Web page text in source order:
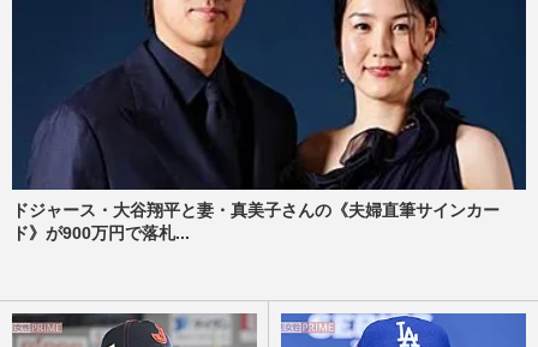
ドジャース・大谷翔平と妻・真美子さんの《夫婦直筆サインカー
ド》が900万円で落札...